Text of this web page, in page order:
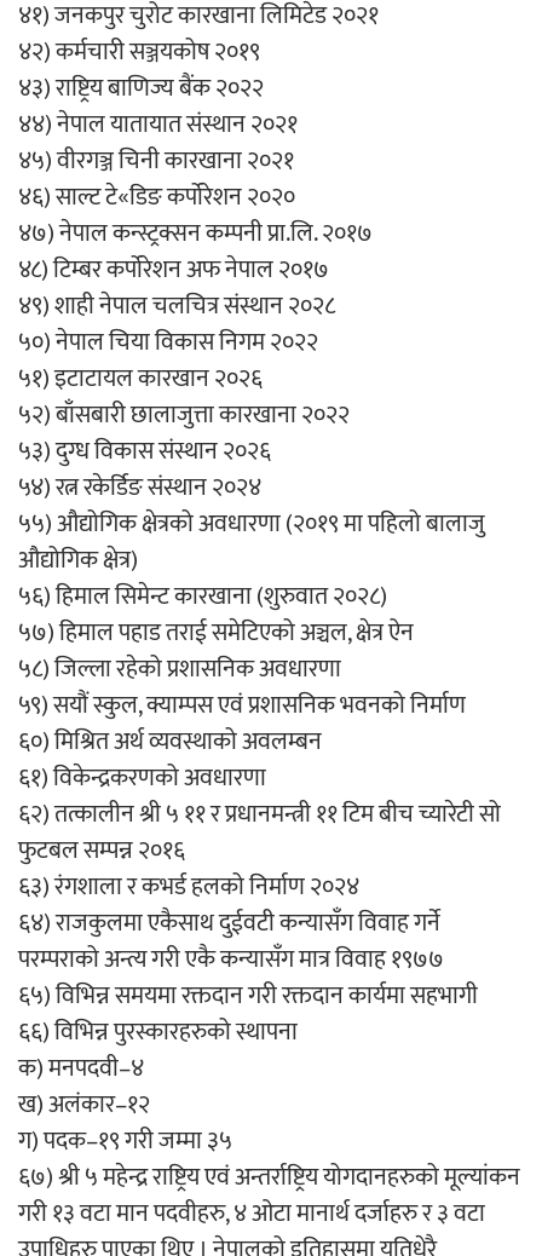
४१) जनकपुर चुरोट कारखाना लिमिटेड २०२१
४२) कर्मचारी सञ्जयकोष २०१९
४३) राष्ट्रिय बाणिज्य बैंक २०२२
४४) नेपाल यातायात संस्थान २०२१
४५) वीरगञ्ज चिनी कारखाना २०२१
४६) साल्ट टे«डिङ कर्पोरेशन २०२०
४७) नेपाल कन्स्ट्रक्सन कम्पनी प्रा.लि. २०१७
४८) टिम्बर कर्पोरेशन अफ नेपाल २०१७
४९) शाही नेपाल चलचित्र संस्थान २०२८
५०) नेपाल चिया विकास निगम २०२२
५१) इटाटायल कारखान २०२६
५२) बाँसबारी छालाजुत्ता कारखाना २०२२
५३) दुग्ध विकास संस्थान २०२६
५४) रत्न रकेर्डिङ संस्थान २०२४
५५) औद्योगिक क्षेत्रको अवधारणा (२०१९ मा पहिलो बालाजु
औद्योगिक क्षेत्र)
५६) हिमाल सिमेन्ट कारखाना (शुरुवात २०२८)
५७) हिमाल पहाड तराई समेटिएको अञ्चल, क्षेत्र ऐन
५८) जिल्ला रहेको प्रशासनिक अवधारणा
५९) सयौं स्कुल, क्याम्पस एवं प्रशासनिक भवनको निर्माण
६०) मिश्रित अर्थ व्यवस्थाको अवलम्बन
६१) विकेन्द्रकरणको अवधारणा
६२) तत्कालीन श्री ५ ११ र प्रधानमन्त्री ११ टिम बीच च्यारेटी सो
फुटबल सम्पन्न २०१६
६३) रंगशाला र कभर्ड हलको निर्माण २०२४
६४) राजकुलमा एकैसाथ दुईवटी कन्यासँग विवाह गर्ने
परम्पराको अन्त्य गरी एकै कन्यासँग मात्र विवाह १९७७
६५) विभिन्न समयमा रक्तदान गरी रक्तदान कार्यमा सहभागी
६६) विभिन्न पुरस्कारहरुको स्थापना
क) मनपदवी–४
ख) अलंकार–१२
ग) पदक–१९ गरी जम्मा ३५
६७) श्री ५ महेन्द्र राष्ट्रिय एवं अन्तर्राष्ट्रिय योगदानहरुको मूल्यांकन
गरी १३ वटा मान पदवीहरु, ४ ओटा मानार्थ दर्जाहरु र ३ वटा